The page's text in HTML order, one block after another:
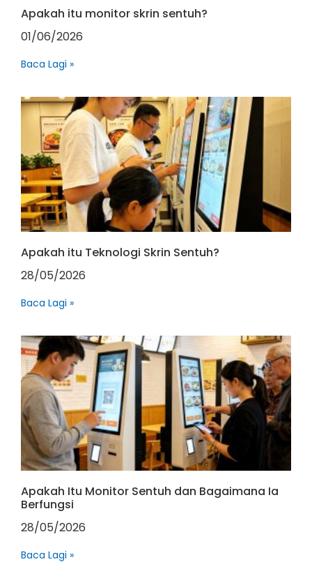
Apakah itu monitor skrin sentuh?
01/06/2026
Baca Lagi »
Apakah itu Teknologi Skrin Sentuh?
28/05/2026
Baca Lagi »
Apakah Itu Monitor Sentuh dan Bagaimana Ia
Berfungsi
28/05/2026
Baca Lagi »